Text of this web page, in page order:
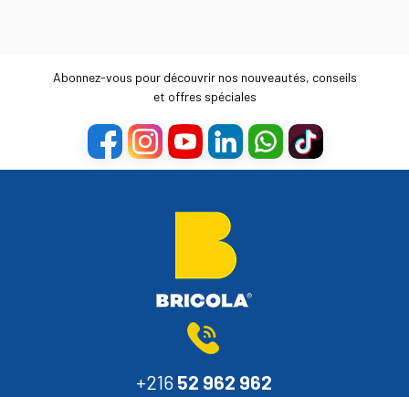
Abonnez-vous pour découvrir nos nouveautés, conseils
et offres spéciales
+216 52 962 962